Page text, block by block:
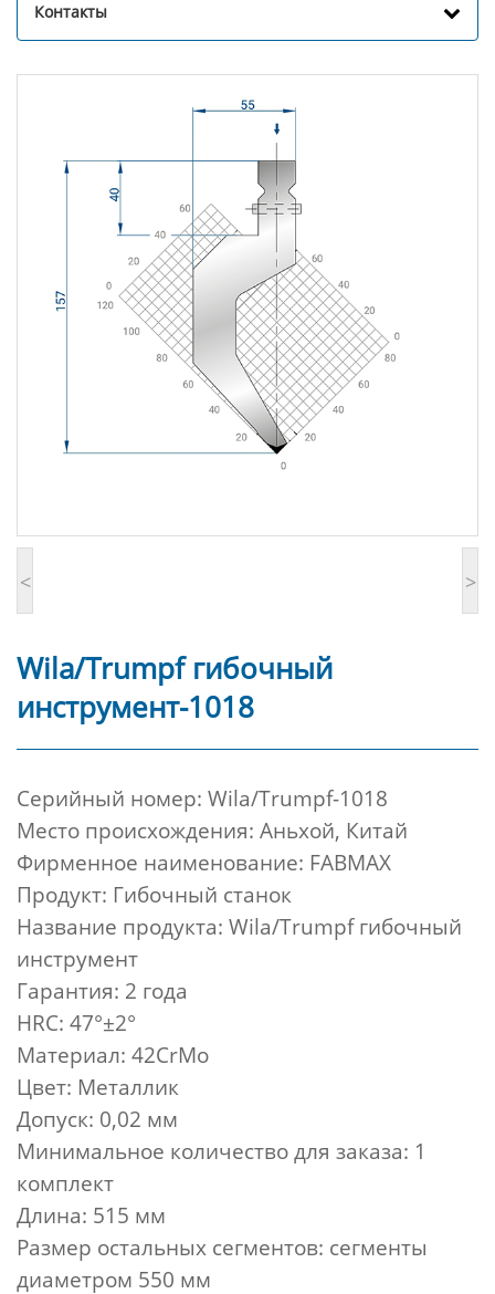
Контакты
< >
Wila/Trumpf гибочный
инструмент-1018
Cерийный номер: Wila/Trumpf-1018
Место происхождения: Аньхой, Китай
Фирменное наименование: FABMAX
Продукт: Гибочный станок
Название продукта: Wila/Trumpf гибочный
инструмент
Гарантия: 2 года
HRC: 47°±2°
Материал: 42CrMo
Цвет: Металлик
Допуск: 0,02 мм
Минимальное количество для заказа: 1
комплект
Длина: 515 мм
Размер остальных сегментов: сегменты
диаметром 550 мм